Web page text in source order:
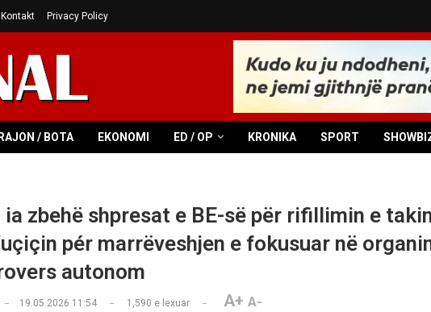
Kontakt Privacy Policy
RAJON / BOTA EKONOMI ED / OP KRONIKA SPORT
zbehë shpresat e BE-së për rifillimin e
pér marrëveshjen e fokusuar në
autonom
19.05.2026 11:54 1,590 e lexuar A+ A-